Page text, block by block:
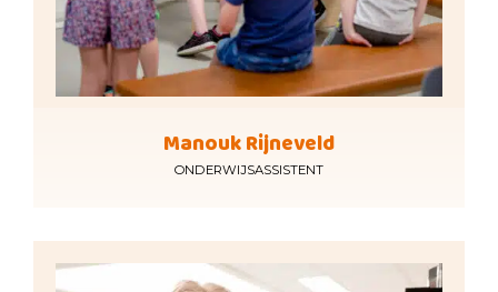
Manouk Rijneveld
ONDERWIJSASSISTENT